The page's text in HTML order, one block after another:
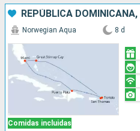
Comidas incluidas
Norwegian Aqua 8 d